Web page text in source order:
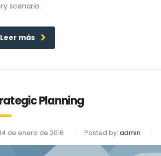
scenario.
Leer más
Planning
14 de enero de 2016 Posted by: admin